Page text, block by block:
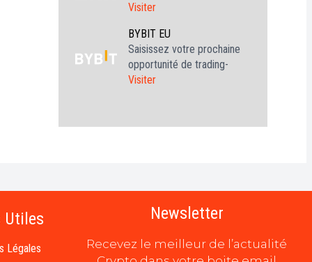
Visiter
BYBIT EU
Saisissez votre prochaine
opportunité de trading-
Visiter
Utiles
Légales
Newsletter
Recevez le meilleur de l’actualité